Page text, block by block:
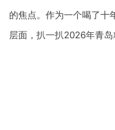
的焦点。作为一个喝了十
层面，扒一扒2026年青岛